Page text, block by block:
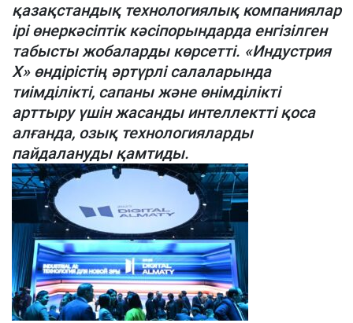
қазақстандық технологиялық компаниялар
ірі өнеркәсіптік кәсіпорындарда енгізілген
табысты жобаларды көрсетті. «Индустрия
X» өндірістің әртүрлі салаларында
тиімділікті, сапаны және өнімділікті
арттыру үшін жасанды интеллектті қоса
алғанда, озық технологияларды
пайдалануды қамтиды.